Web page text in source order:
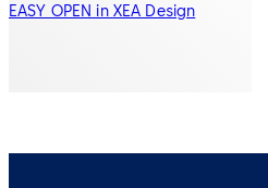
EASY OPEN in XEA Design